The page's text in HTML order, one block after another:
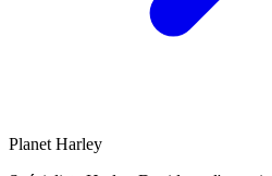
Planet Harley